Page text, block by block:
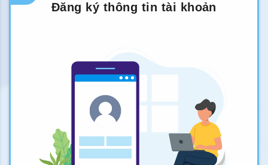
Đăng ký thông tin tài khoản